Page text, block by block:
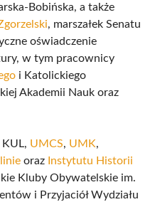
Bobińska, a także
, marszałek Senatu
oświadczenie
w tym pracownicy
i Katolickiego
Akademii Nauk oraz
UMCS, UMK,
oraz Instytutu Historii
Kluby Obywatelskie im.
i Przyjaciół Wydziału